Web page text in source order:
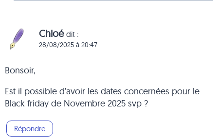
Chloé dit :
28/08/2025 à 20:47
Bonsoir,
Est il possible d’avoir les dates concernées pour le
Black friday de Novembre 2025 svp ?
Répondre